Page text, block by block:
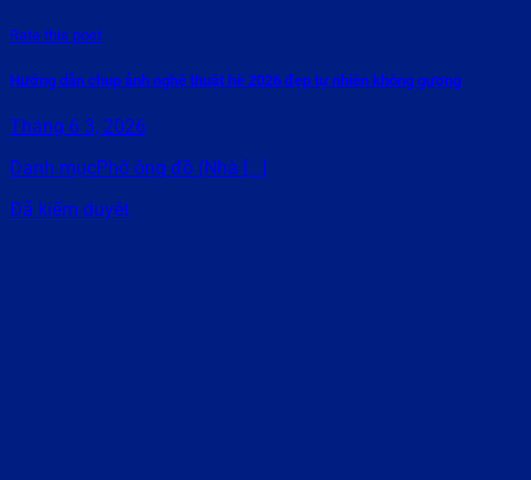
Rate this post
Hướng dẫn chụp ảnh nghệ thuật hè 2026 đẹp tự nhiên không gượng
Tháng 6 3, 2026
Danh mụcPhố ông đồ (Nhà [...]
Đã kiểm duyệt